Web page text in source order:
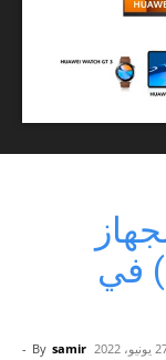
الفائق (Super Device) في
By samir
- 2022